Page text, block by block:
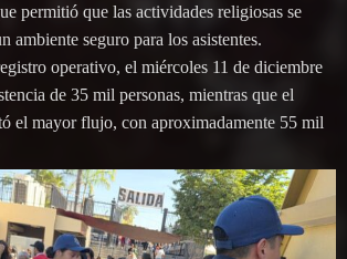
permitió que las actividades religiosas se
ambiente seguro para los asistentes.
operativo, el miércoles 11 de diciembre
de 35 mil personas, mientras que el
el mayor flujo, con aproximadamente 55 mil